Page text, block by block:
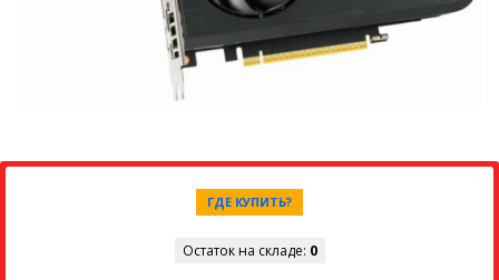
ГДЕ КУПИТЬ?
Остаток на складе: 0